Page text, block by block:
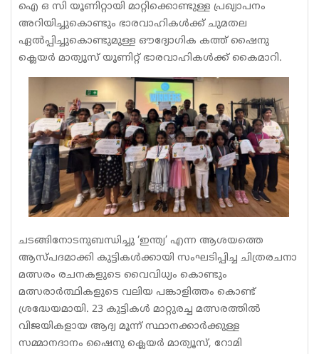
ഐ ഒ സി യൂണിറ്റായി മാറ്റിക്കൊണ്ടുള്ള പ്രഖ്യാപനം
അറിയിച്ചുകൊണ്ടും ഭാരവാഹികൾക്ക് ചുമതല
ഏൽപ്പിച്ചുകൊണ്ടുമുള്ള ഔദ്യോഗിക കത്ത് ഷൈനു
ക്ലെയർ മാത്യൂസ് യൂണിറ്റ് ഭാരവാഹികൾക്ക് കൈമാറി.
ചടങ്ങിനോടനുബന്ധിച്ചു ‘ഇന്ത്യ’ എന്ന ആശയത്തെ
ആസ്പദമാക്കി കുട്ടികൾക്കായി സംഘടിപ്പിച്ച ചിത്രരചനാ
മത്സരം രചനകളുടെ വൈവിധ്യം കൊണ്ടും
മത്സരാർത്ഥികളുടെ വലിയ പങ്കാളിത്തം കൊണ്ട്
ശ്രദ്ധേയമായി. 23 കുട്ടികൾ മാറ്റുരച്ച മത്സരത്തിൽ
വിജയികളായ ആദ്യ മൂന്ന് സ്ഥാനക്കാർക്കുള്ള
സമ്മാനദാനം ഷൈനു ക്ലെയർ മാത്യൂസ്, റോമി